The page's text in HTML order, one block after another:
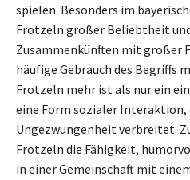
spielen. Besonders im
Frotzeln großer Beliebtheit
Zusammenkünften mit großer
häufige Gebrauch des Begriffs
Frotzeln mehr ist als nur ein
eine Form sozialer Interaktion,
Ungezwungenheit verbreitet.
Frotzeln die Fähigkeit,
in einer Gemeinschaft mit